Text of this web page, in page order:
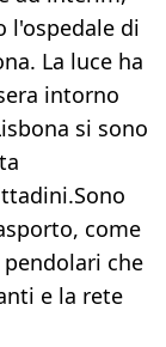
l'ospedale di
La luce ha
intorno
si sono
come
che
e la rete